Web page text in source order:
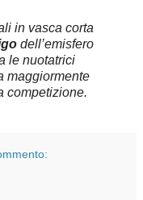
in vasca corta
dell’emisfero
le nuotatrici
maggiormente
competizione.